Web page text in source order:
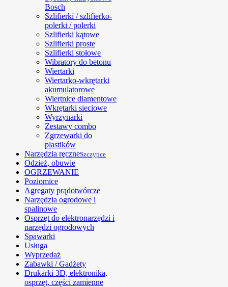
Bosch
Szlifierki / szlifierko-
polerki / polerki
Szlifierki kątowe
Szlifierki proste
Szlifierki stołowe
Wibratory do betonu
Wiertarki
Wiertarko-wkrętarki
akumulatorowe
Wiertnice diamentowe
Wkrętarki sieciowe
Wyrzynarki
Zestawy combo
Zgrzewarki do
plastików
Narzędzia ręczneSzczypce
Odzież, obuwie
OGRZEWANIE
Poziomice
Agregaty prądotwórcze
Narzędzia ogrodowe i
spalinowe
Osprzęt do elektronarzędzi i
narzędzi ogrodowych
Spawarki
Usługa
Wyprzedaż
Zabawki / Gadżety
Drukarki 3D, elektronika,
osprzęt, części zamienne